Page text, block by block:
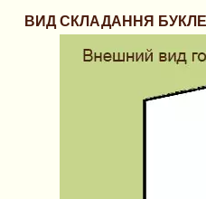
ВИД СКЛАДАННЯ